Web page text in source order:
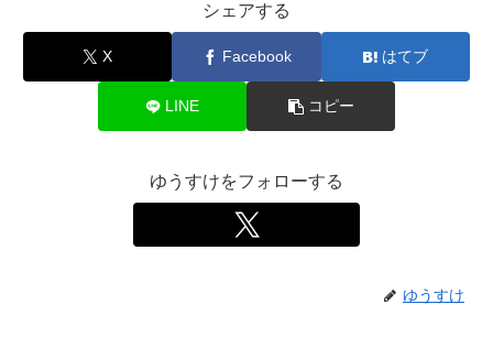
シェアする
X Facebook はてブ
LINE コピー
ゆうすけをフォローする
ゆうすけ